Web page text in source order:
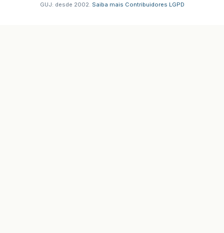
GUJ: desde 2002. Saiba mais Contribuidores LGPD